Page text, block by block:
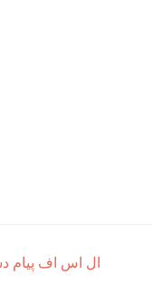
ال اس اف پیام